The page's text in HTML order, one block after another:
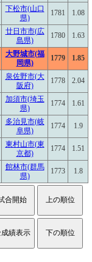
下松市(山口
県)
1781 1.08
廿日市市(広
島県)
1780 1.63
大野城市(福
岡県)
1779 1.85
泉佐野市(大
阪府)
1778 2.04
加須市(埼玉
県)
1774 1.61
多治見市(岐
阜県)
1774 1.9
東村山市(東
京都)
1774 1.51
館林市(群馬
県)
1773 1.8